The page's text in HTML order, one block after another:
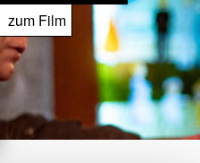
zum Film